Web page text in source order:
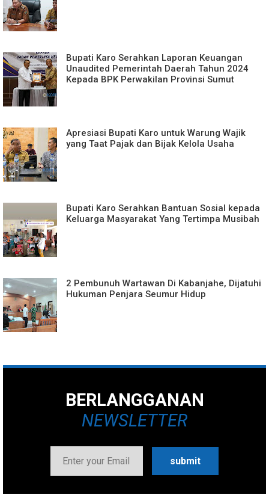
Bupati Karo Serahkan Laporan Keuangan
Unaudited Pemerintah Daerah Tahun 2024
Kepada BPK Perwakilan Provinsi Sumut
Apresiasi Bupati Karo untuk Warung Wajik
yang Taat Pajak dan Bijak Kelola Usaha
Bupati Karo Serahkan Bantuan Sosial kepada
Keluarga Masyarakat Yang Tertimpa Musibah
2 Pembunuh Wartawan Di Kabanjahe, Dijatuhi
Hukuman Penjara Seumur Hidup
BERLANGGANAN
NEWSLETTER